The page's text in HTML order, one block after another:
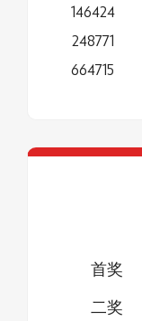
146424
248771
664715
首奖
二奖